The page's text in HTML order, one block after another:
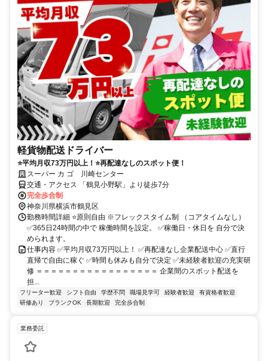
軽貨物配送ドライバー
⭐平均月収73万円以上！⭐再配達なしのスポット便！
スーパー カ ゴ 川崎センター
交通・アクセス 「鶴見小野駅」より徒歩7分
完全歩合制
神奈川県横浜市鶴見区
勤務時間詳細 ⭐原則自由 ※フレックスタイム制 （コアタイムなし）
✅365日24時間の中で 稼働時間を設定。 ✅稼働日・休日を 自分で決
められます。
仕事内容 ✅平均月収73万円以上！ ✅再配達なし企業配送中心 ✅直行
直帰で自由に稼ぐ ✅時間も休みも自分で決定 ✅未経験者歓迎の充実研
修 ＝＝＝＝＝＝＝＝＝＝＝＝＝＝＝＝＝ 企業間のスポット配送を
担...
フリーター歓迎 シフト自由 学歴不問 職場見学可 経験者歓迎
有資格者歓迎
研修あり
ブランクOK 長期歓迎 完全歩合制
業務委託